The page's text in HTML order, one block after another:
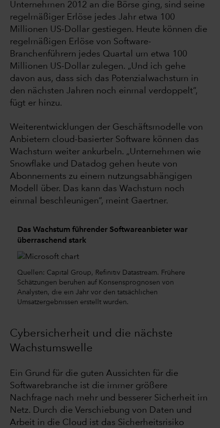
Unternehmen 2012 an die Börse ging, sind seine
regelmäßiger Erlöse jedes Jahr etwa 100
Millionen US-Dollar gestiegen. Heute können die
regelmäßigen Erlöse von Software-
Branchenführern jedes Quartal um etwa 100
Millionen US-Dollar zulegen. „Und ich gehe
davon aus, dass sich das Potenzialwachstum in
den nächsten Jahren noch einmal verdoppelt“,
fügt er hinzu.
Weiterentwicklungen der Geschäftsmodelle von
Anbietern cloud-basierter Software können das
Wachstum weiter ankurbeln. „Unternehmen wie
Snowflake und Datadog gehen heute von
Abonnements zu einem nutzungsabhängigen
Modell über. Das kann das Wachstum noch
einmal beschleunigen“, meint Gaertner.
Das Wachstum führender Softwareanbieter war
überraschend stark
Quellen: Capital Group, Refinitiv Datastream. Frühere
Schätzungen beruhen auf Konsensprognosen von
Analysten, die ein Jahr vor den tatsächlichen
Umsatzergebnissen erstellt wurden.
Cybersicherheit und die nächste
Wachstumswelle
Ein Grund für die guten Aussichten für die
Softwarebranche ist die immer größere
Nachfrage nach mehr und besserer Sicherheit im
Netz. Durch die Verschiebung von Daten und
Arbeit in die Cloud ist das Sicherheitsrisiko